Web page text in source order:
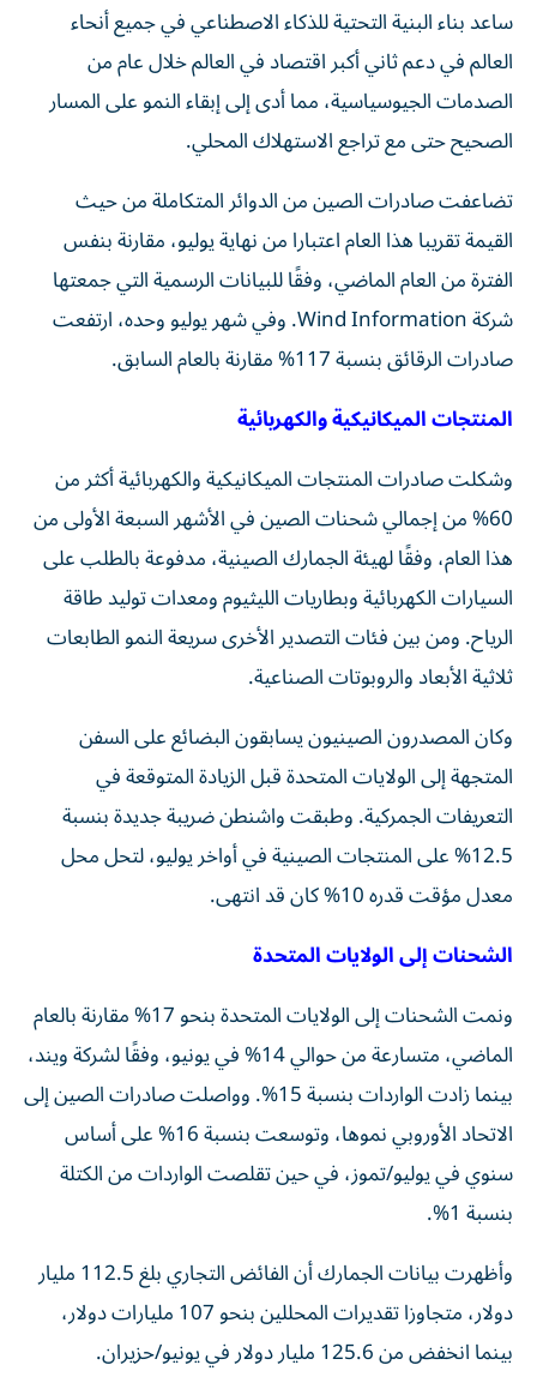
ساعد بناء البنية التحتية للذكاء الاصطناعي في جميع أنحاء
العالم في دعم ثاني أكبر اقتصاد في العالم خلال عام من
الصدمات الجيوسياسية، مما أدى إلى إبقاء النمو على المسار
الصحيح حتى مع تراجع الاستهلاك المحلي.
تضاعفت صادرات الصين من الدوائر المتكاملة من حيث
القيمة تقريبا هذا العام اعتبارا من نهاية يوليو، مقارنة بنفس
الفترة من العام الماضي، وفقًا للبيانات الرسمية التي جمعتها
شركة Wind Information. وفي شهر يوليو وحده، ارتفعت
صادرات الرقائق بنسبة 117% مقارنة بالعام السابق.
المنتجات الميكانيكية والكهربائية
وشكلت صادرات المنتجات الميكانيكية والكهربائية أكثر من
60% من إجمالي شحنات الصين في الأشهر السبعة الأولى من
هذا العام، وفقًا لهيئة الجمارك الصينية، مدفوعة بالطلب على
السيارات الكهربائية وبطاريات الليثيوم ومعدات توليد طاقة
الرياح. ومن بين فئات التصدير الأخرى سريعة النمو الطابعات
ثلاثية الأبعاد والروبوتات الصناعية.
وكان المصدرون الصينيون يسابقون البضائع على السفن
المتجهة إلى الولايات المتحدة قبل الزيادة المتوقعة في
التعريفات الجمركية. وطبقت واشنطن ضريبة جديدة بنسبة
12.5% على المنتجات الصينية في أواخر يوليو، لتحل محل
معدل مؤقت قدره 10% كان قد انتهى.
الشحنات إلى الولايات المتحدة
ونمت الشحنات إلى الولايات المتحدة بنحو 17% مقارنة بالعام
الماضي، متسارعة من حوالي 14% في يونيو، وفقًا لشركة ويند،
بينما زادت الواردات بنسبة 15%. وواصلت صادرات الصين إلى
الاتحاد الأوروبي نموها، وتوسعت بنسبة 16% على أساس
سنوي في يوليو/تموز، في حين تقلصت الواردات من الكتلة
بنسبة 1%.
وأظهرت بيانات الجمارك أن الفائض التجاري بلغ 112.5 مليار
دولار، متجاوزا تقديرات المحللين بنحو 107 مليارات دولار،
بينما انخفض من 125.6 مليار دولار في يونيو/حزيران.